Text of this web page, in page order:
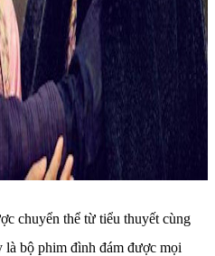
chuyển thể từ tiểu thuyết cùng
bộ phim đình đám được mọi